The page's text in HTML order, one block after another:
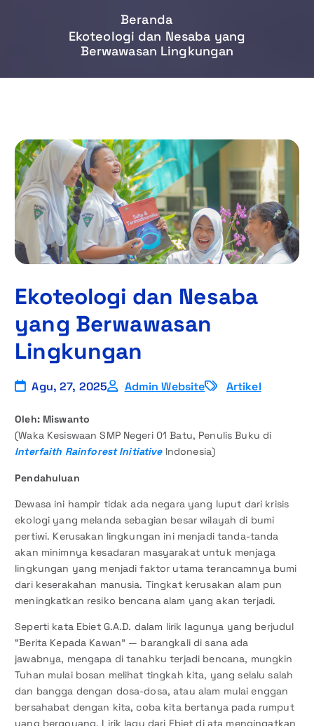
Beranda
Ekoteologi dan Nesaba yang
Berwawasan Lingkungan
Ekoteologi dan Nesaba
yang Berwawasan
Lingkungan
Agu, 27, 2025 Admin Website Artikel
Oleh: Miswanto
(Waka Kesiswaan SMP Negeri 01 Batu, Penulis Buku di
Interfaith Rainforest Initiative Indonesia)
Pendahuluan
Dewasa ini hampir tidak ada negara yang luput dari krisis
ekologi yang melanda sebagian besar wilayah di bumi
pertiwi. Kerusakan lingkungan ini menjadi tanda-tanda
akan minimnya kesadaran masyarakat untuk menjaga
lingkungan yang menjadi faktor utama terancamnya bumi
dari keserakahan manusia. Tingkat kerusakan alam pun
meningkatkan resiko bencana alam yang akan terjadi.
Seperti kata Ebiet G.A.D. dalam lirik lagunya yang berjudul
“Berita Kepada Kawan” — barangkali di sana ada
jawabnya, mengapa di tanahku terjadi bencana, mungkin
Tuhan mulai bosan melihat tingkah kita, yang selalu salah
dan bangga dengan dosa-dosa, atau alam mulai enggan
bersahabat dengan kita, coba kita bertanya pada rumput
yang bergoyang. Lirik lagu dari Ebiet di ata mengingatkan